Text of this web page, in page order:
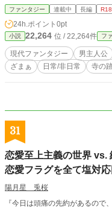
日も元気に厨二病を発症していたーーー 当然、寺の跡取りなの
校に進学させられるも、 ぶっち
は剣と魔法の異世界ファンタジ
ら！ そこで、最後の頼みの綱であるテンプレ 『神様に会って能力を授けてもら
って転生(転移)する』 を試すべ
だが、 その結果…… 寺の跡取り坊主が、無自覚のまま憧れの異世界話と似た様
な非現実を過ごしているお話。
ファンタジー 連載中 長編 R18
24h.ポイント 0pt
小説 22,264 位 / 22,264件 フ
現代ファンタジー 男主人公
ざまぁ
日常/非日常 寺の
31
恋愛至上主義の世界 vs.
恋愛フラグを全て塩対
陽月星 兎桜
『今日は頭痛の先約があるので